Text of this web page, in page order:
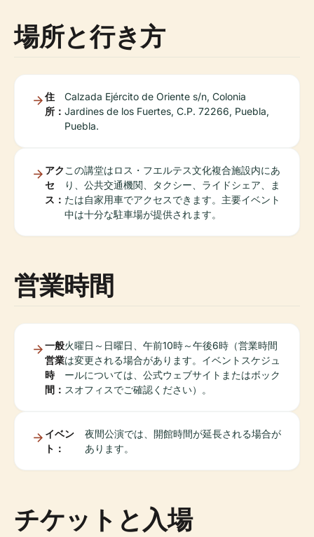
場所と行き方
住
所：
Calzada Ejército de Oriente s/n, Colonia
Jardines de los Fuertes, C.P. 72266, Puebla,
Puebla.
アク
セ
ス：
この講堂はロス・フエルテス文化複合施設内にあ
り、公共交通機関、タクシー、ライドシェア、ま
たは自家用車でアクセスできます。主要イベント
中は十分な駐車場が提供されます。
営業時間
一般
営業
時
間：
火曜日～日曜日、午前10時～午後6時（営業時間
は変更される場合があります。イベントスケジュ
ールについては、公式ウェブサイトまたはボック
スオフィスでご確認ください）。
イベン
ト：
夜間公演では、開館時間が延長される場合が
あります。
チケットと入場